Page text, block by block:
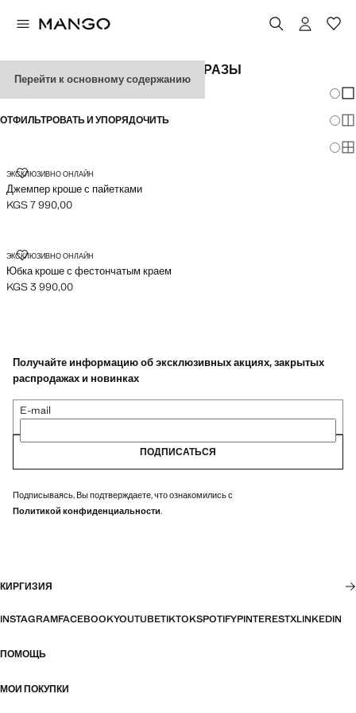
Перейти к основному содержанию
ЖЕНСКИЕ ФЕСТИВАЛЬНЫЕ ОБРАЗЫ
ОТФИЛЬТРОВАТЬ И УПОРЯДОЧИТЬ
ЭКСКЛЮЗИВНО ОНЛАЙН
Джемпер кроше с пайетками
ДЖЕМПЕР КРОШЕ С ПАЙЕТКАМИ
Текущая цена [KGS 7 990,00 ]
KGS 7 990,00
ЭКСКЛЮЗИВНО ОНЛАЙН
Юбка кроше с фестончатым краем
ЮБКА КРОШЕ С ФЕСТОНЧАТЫМ КРАЕМ
Текущая цена [KGS 3 990,00 ]
KGS 3 990,00
Получайте информацию об эксклюзивных акциях, закрытых
распродажах и новинках
E-mail
ПОДПИСАТЬСЯ
Подписываясь, Вы подтверждаете, что ознакомились с
Политикой конфиденциальности.
КИРГИЗИЯ
INSTAGRAMFACEBOOKYOUTUBETIKTOKSPOTIFYPINTERESTXLINKEDIN
ПОМОЩЬ
МОИ ПОКУПКИ